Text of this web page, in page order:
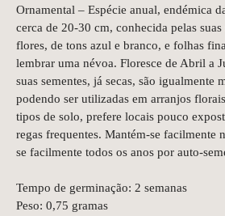
Ornamental – Espécie anual, endémica
cerca de 20-30 cm, conhecida pelas
flores, de tons azul e branco, e folhas
lembrar uma névoa. Floresce de Abril a
suas sementes, já secas, são igualmente
podendo ser utilizadas em arranjos
tipos de solo, prefere locais pouco
regas frequentes. Mantém-se facilmente
se facilmente todos os anos por auto-
Tempo de germinação: 2 semanas
Peso: 0,75 gramas